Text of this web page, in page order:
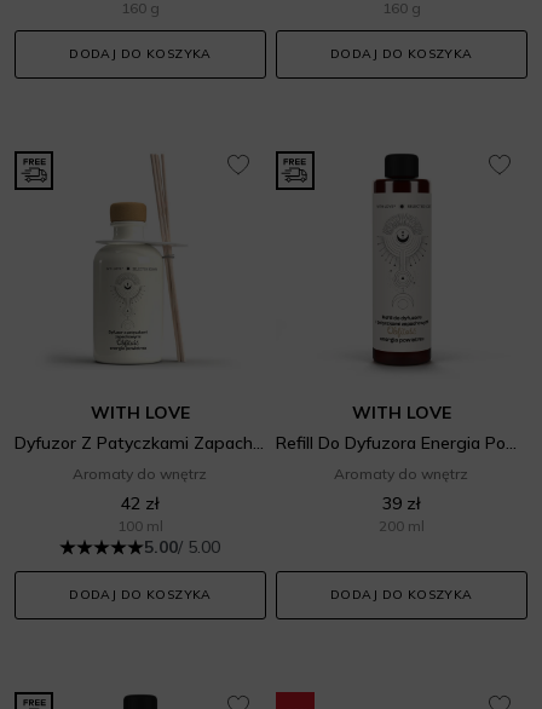
160 g
DODAJ DO KOSZYKA
160 g
DODAJ DO KOSZYKA
WITH LOVE
Dyfuzor Z Patyczkami Zapachowymi Obfitość Energia Powietrza
Aromaty do wnętrz
42 zł
100 ml
5.00/ 5.00
DODAJ DO KOSZYKA
WITH LOVE
Refill Do Dyfuzora Energia Powietrza
Aromaty do wnętrz
39 zł
200 ml
DODAJ DO KOSZYKA